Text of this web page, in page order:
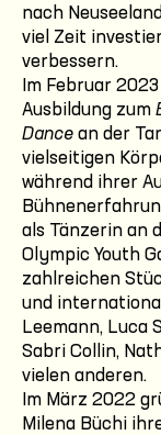
nach
viel Zeit
verbessern.
Im Februar
Ausbildung zum
Dance an der
vielseitigen
während ihrer
als Tänzerin an
Olympic Youth
zahlreichen
und
Leemann, Luca
Sabri Collin,
vielen anderen.
Im März 2022
Milena Büchi